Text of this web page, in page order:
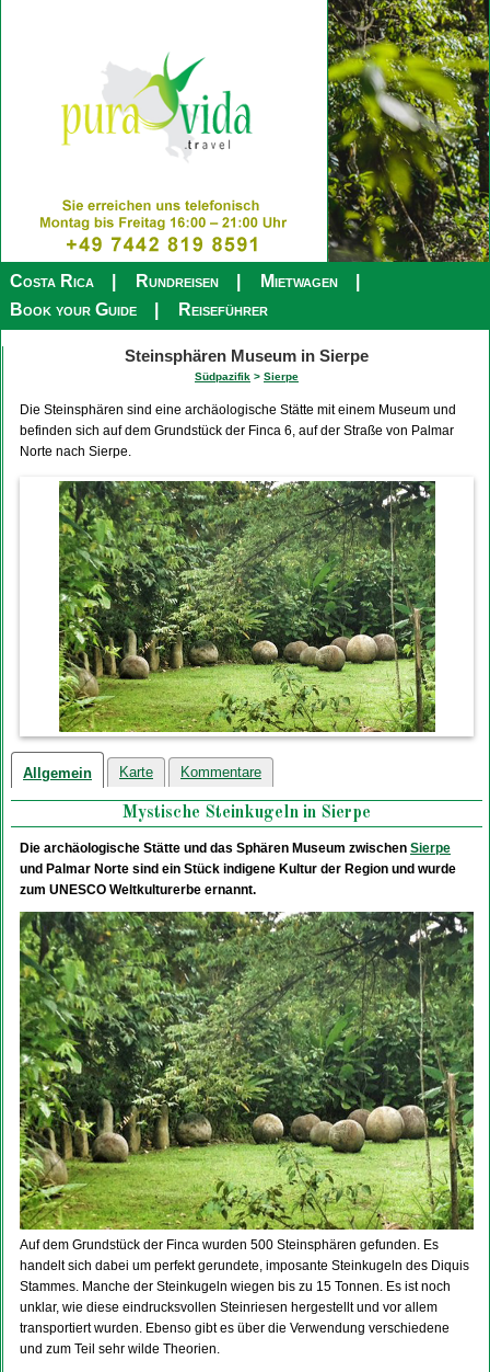
Costa Rica Rundreisen
Mietwagen
Book your Guide
Reiseführer
Steinsphären Museum in Sierpe
Südpazifik > Sierpe
Die Steinsphären sind eine archäologische Stätte mit einem Museum und
befinden sich auf dem Grundstück der Finca 6, auf der Straße von Palmar
Norte nach Sierpe.
Allgemein Karte Kommentare
Mystische Steinkugeln in Sierpe
Die archäologische Stätte und das Sphären Museum zwischen Sierpe
und Palmar Norte sind ein Stück indigene Kultur der Region und wurde
zum UNESCO Weltkulturerbe ernannt.
Auf dem Grundstück der Finca wurden 500 Steinsphären gefunden. Es
handelt sich dabei um perfekt gerundete, imposante Steinkugeln des Diquis
Stammes. Manche der Steinkugeln wiegen bis zu 15 Tonnen. Es ist noch
unklar, wie diese eindrucksvollen Steinriesen hergestellt und vor allem
transportiert wurden. Ebenso gibt es über die Verwendung verschiedene
und zum Teil sehr wilde Theorien.